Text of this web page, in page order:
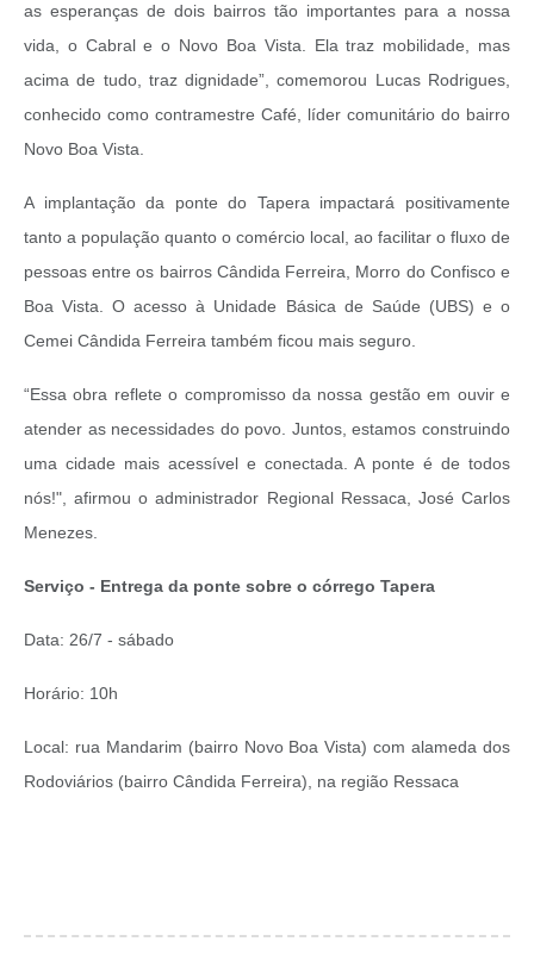
as esperanças de dois bairros tão importantes para a nossa
vida, o Cabral e o Novo Boa Vista. Ela traz mobilidade, mas
acima de tudo, traz dignidade”, comemorou Lucas Rodrigues,
conhecido como contramestre Café, líder comunitário do bairro
Novo Boa Vista.
A implantação da ponte do Tapera impactará positivamente
tanto a população quanto o comércio local, ao facilitar o fluxo de
pessoas entre os bairros Cândida Ferreira, Morro do Confisco e
Boa Vista. O acesso à Unidade Básica de Saúde (UBS) e o
Cemei Cândida Ferreira também ficou mais seguro.
“Essa obra reflete o compromisso da nossa gestão em ouvir e
atender as necessidades do povo. Juntos, estamos construindo
uma cidade mais acessível e conectada. A ponte é de todos
nós!", afirmou o administrador Regional Ressaca, José Carlos
Menezes.
Serviço - Entrega da ponte sobre o córrego Tapera
Data: 26/7 - sábado
Horário: 10h
Local: rua Mandarim (bairro Novo Boa Vista) com alameda dos
Rodoviários (bairro Cândida Ferreira), na região Ressaca